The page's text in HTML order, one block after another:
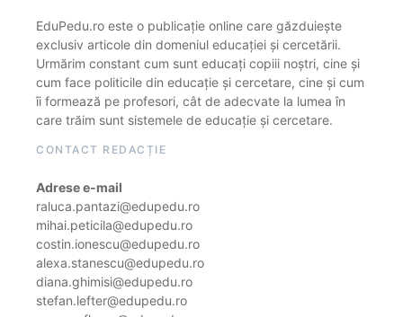
EduPedu.ro este o publicație online care găzduiește
exclusiv articole din domeniul educației și cercetării.
Urmărim constant cum sunt educați copiii noștri, cine și
cum face politicile din educație și cercetare, cine și cum
îi formează pe profesori, cât de adecvate la lumea în
care trăim sunt sistemele de educație și cercetare.
CONTACT REDACȚIE
Adrese e-mail
raluca.pantazi@edupedu.ro
mihai.peticila@edupedu.ro
costin.ionescu@edupedu.ro
alexa.stanescu@edupedu.ro
diana.ghimisi@edupedu.ro
stefan.lefter@edupedu.ro